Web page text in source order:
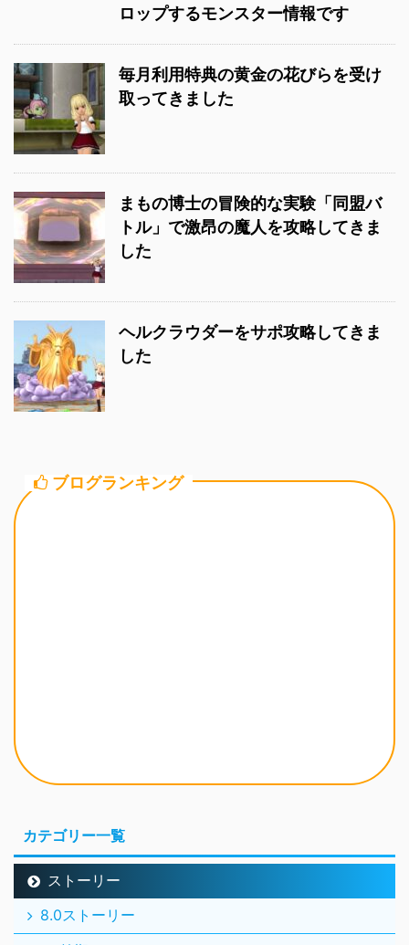
ロップするモンスター情報です
毎月利用特典の黄金の花びらを受け
取ってきました
まもの博士の冒険的な実験「同盟バ
トル」で激昂の魔人を攻略してきま
した
ヘルクラウダーをサポ攻略してきま
した
ブログランキング
7.5ストーリー
7.3ストーリー
7.2ストーリー
7.1ストーリー